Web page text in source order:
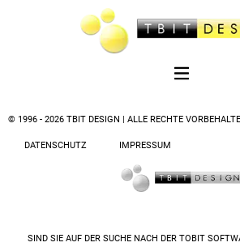
© 1996 - 2026 TBIT DESIGN | ALLE RECHTE
DATENSCHUTZ IMPRESSUM
SIND SIE AUF DER SUCHE NACH DER TOBIT